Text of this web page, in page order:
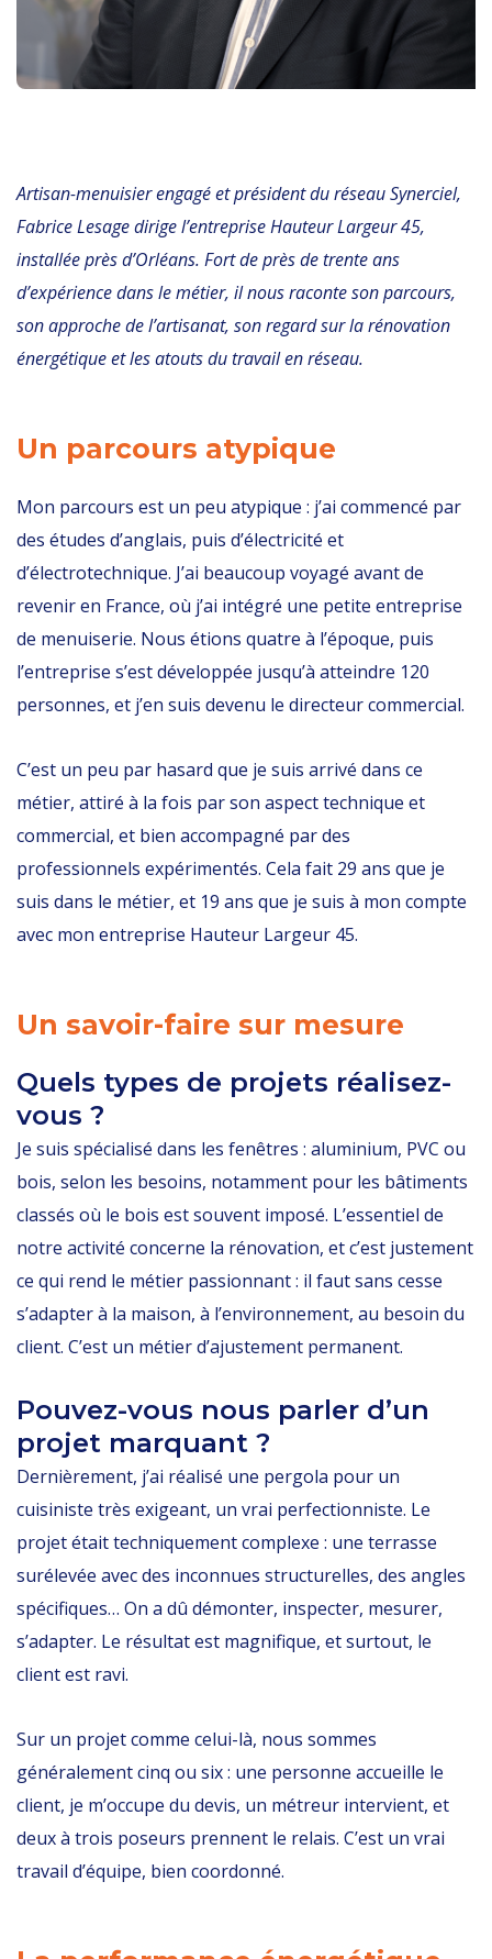
Artisan-menuisier engagé et président du réseau Synerciel,
Fabrice Lesage dirige l’entreprise Hauteur Largeur 45,
installée près d’Orléans. Fort de près de trente ans
d’expérience dans le métier, il nous raconte son parcours,
son approche de l’artisanat, son regard sur la rénovation
énergétique et les atouts du travail en réseau.
Un parcours atypique
Mon parcours est un peu atypique : j’ai commencé par
des études d’anglais, puis d’électricité et
d’électrotechnique. J’ai beaucoup voyagé avant de
revenir en France, où j’ai intégré une petite entreprise
de menuiserie. Nous étions quatre à l’époque, puis
l’entreprise s’est développée jusqu’à atteindre 120
personnes, et j’en suis devenu le directeur commercial.
C’est un peu par hasard que je suis arrivé dans ce
métier, attiré à la fois par son aspect technique et
commercial, et bien accompagné par des
professionnels expérimentés. Cela fait 29 ans que je
suis dans le métier, et 19 ans que je suis à mon compte
avec mon entreprise Hauteur Largeur 45.
Un savoir-faire sur mesure
Quels types de projets réalisez-
vous ?
Je suis spécialisé dans les fenêtres : aluminium, PVC ou
bois, selon les besoins, notamment pour les bâtiments
classés où le bois est souvent imposé. L’essentiel de
notre activité concerne la rénovation, et c’est justement
ce qui rend le métier passionnant : il faut sans cesse
s’adapter à la maison, à l’environnement, au besoin du
client. C’est un métier d’ajustement permanent.
Pouvez-vous nous parler d’un
projet marquant ?
Dernièrement, j’ai réalisé une pergola pour un
cuisiniste très exigeant, un vrai perfectionniste. Le
projet était techniquement complexe : une terrasse
surélevée avec des inconnues structurelles, des angles
spécifiques… On a dû démonter, inspecter, mesurer,
s’adapter. Le résultat est magnifique, et surtout, le
client est ravi.
Sur un projet comme celui-là, nous sommes
généralement cinq ou six : une personne accueille le
client, je m’occupe du devis, un métreur intervient, et
deux à trois poseurs prennent le relais. C’est un vrai
travail d’équipe, bien coordonné.